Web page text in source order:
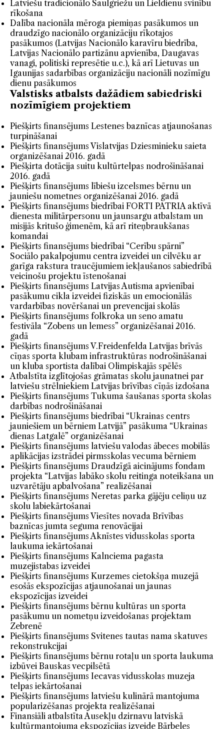
Latviešu tradicionālo Saulgriežu un Lieldienu svinību
rīkošana
Dalība nacionāla mēroga piemiņas pasākumos un
draudzīgo nacionālo organizāciju rīkotajos
pasākumos (Latvijas Nacionālo karavīru biedrība,
Latvijas Nacionālo partizānu apvienība, Daugavas
vanagi, politiski represētie u.c.), kā arī Lietuvas un
Igaunijas sadarbības organizāciju nacionāli nozīmīgu
dienu pasākumos
Valstisks atbalsts dažādiem sabiedriski
nozīmīgiem projektiem
Piešķirts finansējums Lestenes baznīcas atjaunošanas
turpināšanai
Piešķirts finansējums Vislatvijas Dziesminieku saieta
organizēšanai 2016. gadā
Piešķirta dotācija suitu kultūrtelpas nodrošināšanai
2016. gadā
Piešķirts finansējums lībiešu izcelsmes bērnu un
jauniešu nometnes organizēšanai 2016. gadā
Piešķirts finansējums biedrībai FORTI PATRIA aktīvā
dienesta militārpersonu un jaunsargu atbalstam un
misijās kritušo ģimenēm, kā arī riteņbraukšanas
komandai
Piešķirts finansējums biedrībai “Cerību spārni”
Sociālo pakalpojumu centra izveidei un cilvēku ar
garīga rakstura traucējumiem iekļaušanos sabiedrībā
veicinošu projektu īstenošanai
Piešķirts finansējums Latvijas Autisma apvienībai
pasākumu cikla izveidei fiziskās un emocionālās
vardarbības novēršanai un prevencijai skolās
Piešķirts finansējums folkroka un seno amatu
festivāla “Zobens un lemess” organizēšanai 2016.
gadā
Piešķirts finansējums V.Freidenfelda Latvijas brīvās
cīņas sporta klubam infrastruktūras nodrošināšanai
un kluba sportista dalībai Olimpiskajās spēlēs
Atbalstīta izglītojošas grāmatas skolu jaunatnei par
latviešu strēlniekiem Latvijas brīvības cīņās izdošana
Piešķirts finansējums Tukuma šaušanas sporta skolas
darbības nodrošināšanai
Piešķirts finansējums biedrībai “Ukrainas centrs
jauniešiem un bērniem Latvijā” pasākuma “Ukrainas
dienas Latgalē” organizēšanai
Piešķirts finansējums latviešu valodas ābeces mobilās
aplikācijas izstrādei pirmsskolas vecuma bērniem
Piešķirts finansējums Draudzīgā aicinājums fondam
projekta “Latvijas labāko skolu reitinga noteikšana un
uzvarētāju apbalvošana” realizēšanai
Piešķirts finansējums Neretas parka gājēju celiņu uz
skolu labiekārtošanai
Piešķirts finansējums Viesītes novada Brīvības
baznīcas jumta seguma renovācijai
Piešķirts finansējums Aknīstes vidusskolas sporta
laukuma iekārtošanai
Piešķirts finansējums Kalnciema pagasta
muzejistabas izveidei
Piešķirts finansējums Kurzemes cietokšņa muzejā
esošās ekspozīcijas atjaunošanai un jaunas
ekspozīcijas izveidei
Piešķirts finansējums bērnu kultūras un sporta
pasākumu un nometņu izveidošanas projektam
Zebrenē
Piešķirts finansējums Svitenes tautas nama skatuves
rekonstrukcijai
Piešķirts finansējums bērnu rotaļu un sporta laukuma
izbūvei Bauskas vecpilsētā
Piešķirts finansējums Iecavas vidusskolas muzeja
telpas iekārtošanai
Piešķirts finansējums latviešu kulinārā mantojuma
popularizēšanas projekta realizēšanai
Finansiāli atbalstīta Ausekļu dzirnavu latviskā
kultūrmantojuma ekspozīcijas izveide Bārbeles